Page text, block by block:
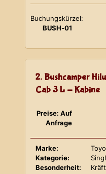
Buchungskürzel:
BUSH-01
2. Bushcamper
Cab 3 L - Kabine
Preise: Auf
Anfrage
Marke:
Kategorie:
Besonderheit: